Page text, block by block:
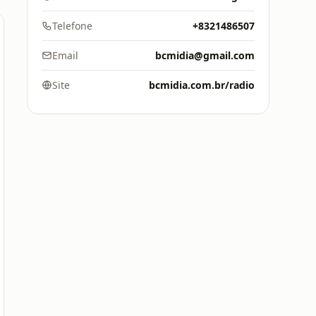
Telefone +8321486507
Email bcmidia@gmail.com
Site bcmidia.com.br/radio